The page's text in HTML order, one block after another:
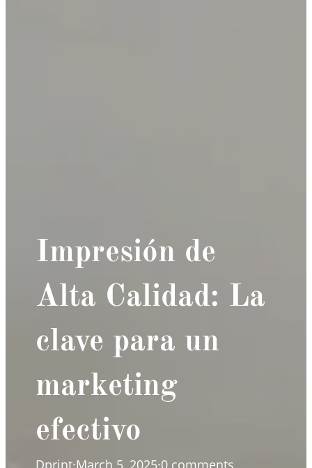
Impresión de
Alta Calidad: La
clave para un
marketing
efectivo
Dprint·March 5, 2025·0 comments